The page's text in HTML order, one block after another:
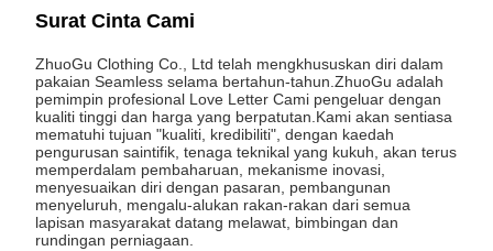
Surat Cinta Cami
ZhuoGu Clothing Co., Ltd telah mengkhususkan diri dalam
pakaian Seamless selama bertahun-tahun.ZhuoGu adalah
pemimpin profesional Love Letter Cami pengeluar dengan
kualiti tinggi dan harga yang berpatutan.Kami akan sentiasa
mematuhi tujuan "kualiti, kredibiliti", dengan kaedah
pengurusan saintifik, tenaga teknikal yang kukuh, akan terus
memperdalam pembaharuan, mekanisme inovasi,
menyesuaikan diri dengan pasaran, pembangunan
menyeluruh, mengalu-alukan rakan-rakan dari semua
lapisan masyarakat datang melawat, bimbingan dan
rundingan perniagaan.